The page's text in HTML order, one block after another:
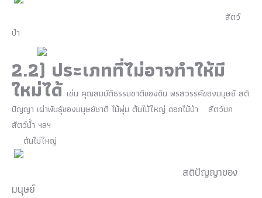
สัตว์
ป่า
2.2) ประเภทที่ไม่อาจทำให้มี
ใหม่ได้ เช่น คุณสมบัติธรรมชาติของดิน พรสวรรค์ของมนุษย์ สติ
ปัญญา เผ่าพันธุ์ของมนุษย์ชาติ ไม้พุ่ม ต้นไม้ใหญ่ ดอกไม้ป่า สัตว์บก
สัตว์น้ำ ฯลฯ
ต้นไม่ใหญ่
สติปัญญาของ
มนุษย์